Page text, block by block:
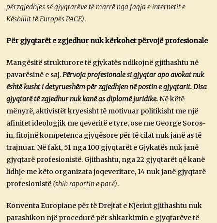
përzgjedhjes së gjyqtarëve të marrë nga faqja e internetit e
Këshillit të Europës PACE).
Për gjyqtarët e zgjedhur nuk kërkohet përvojë profesionale
Mangësitë strukturore të gjykatës ndikojnë gjithashtu në
pavarësinë e saj.Përvoja profesionale si gjyqtar apo avokat nuk
është kusht i detyrueshëm për zgjedhjen në postin e gjyqtarit. Disa
gjyqtarë të zgjedhur nuk kanë as diplomë juridike. Në këtë
mënyrë, aktivistët kryesisht të motivuar politikisht me një
afinitet ideologjik me qeveritë e tyre, ose me George Soros-
in, fitojnë kompetenca gjyqësore për të cilat nuk janë as të
trajnuar. Në fakt, 51 nga 100 gjyqtarët e Gjykatës nuk janë
gjyqtarë profesionistë. Gjithashtu, nga 22 gjyqtarët që kanë
lidhje me këto organizata joqeveritare, 14 nuk janë gjyqtarë
profesionistë (shih raportin e parë).
Konventa Europiane për të Drejtat e Njeriut gjithashtu nuk
parashikon një procedurë për shkarkimin e gjyqtarëve të